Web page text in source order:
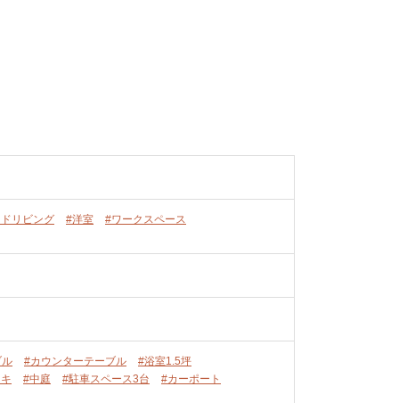
リビング #洋室 #ワークスペース
#カウンターテーブル
#浴室1.5坪
#中庭 #駐車スペース3台 #カーポート